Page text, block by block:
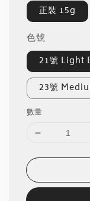
正裝 15g
色號
21號 Light
23號
數量